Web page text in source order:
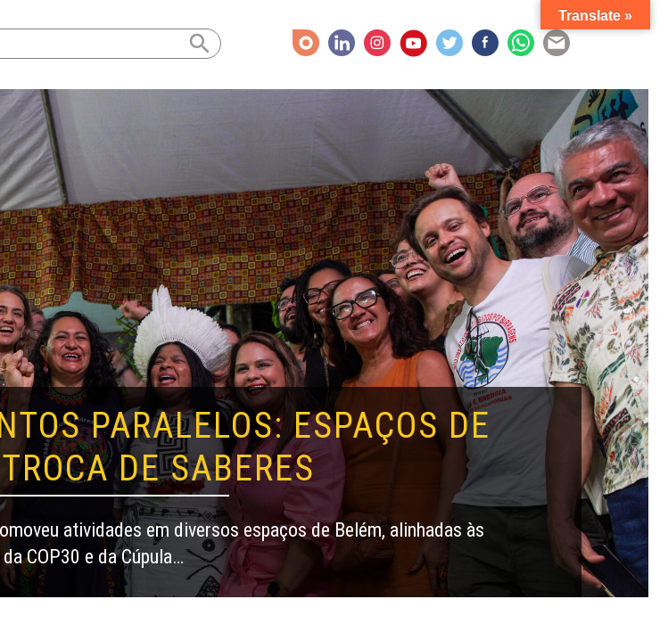
Search Button
PARALELOS: ESPAÇOS DE
DE SABERES
atividades em diversos espaços de Belém, alinhadas às
COP30 e da Cúpula…
Translate »